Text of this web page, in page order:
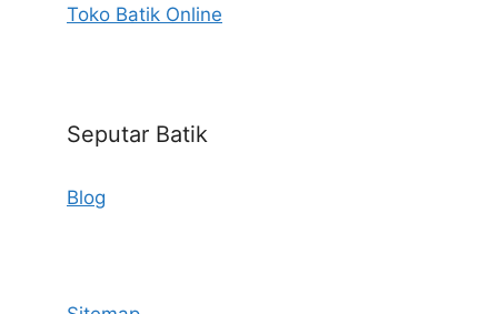
Toko Batik Online
Seputar Batik
Blog